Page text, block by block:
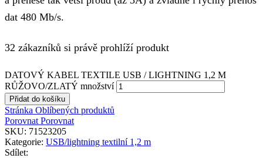
dat 480 Mb/s.
32 zákazníků si právě prohlíží produkt
DATOVÝ KABEL TEXTILE USB / LIGHTNING 1,2 M
RŮŽOVO/ZLATÝ množství
Přidat do košíku
Stránka Oblíbených produktů
Porovnat Porovnat
SKU: 71523205
Kategorie: USB/lightning textilní 1,2 m
Sdílet: